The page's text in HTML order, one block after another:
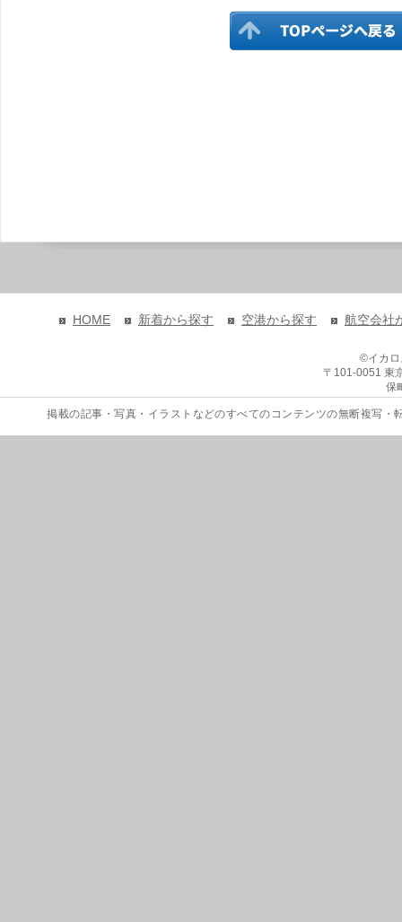
HOME 新着から探す 空港から探す 航空会社
©イカ
〒101-0051 東
保
掲載の記事・写真・イラストなどのすべてのコンテンツの無断複